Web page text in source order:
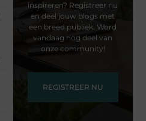
inspireren? Registreer nu
en deel jouw blogs met
een breed publiek. Word
vandaag nog deel van
onze community!
REGISTREER NU